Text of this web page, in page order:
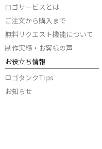
ロゴサービスとは
ご注文から購入まで
無料リクエスト機能について
制作実績・お客様の声
お役立ち情報
ロゴタンクTips
お知らせ